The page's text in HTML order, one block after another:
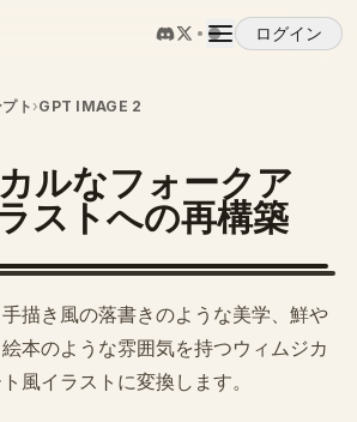
ログイン
ト ›GPT IMAGE 2
ルなフォークア
ストへの再構築
描き風の落書きのような美学、鮮や
本のような雰囲気を持つウィムジカ
風イラストに変換します。